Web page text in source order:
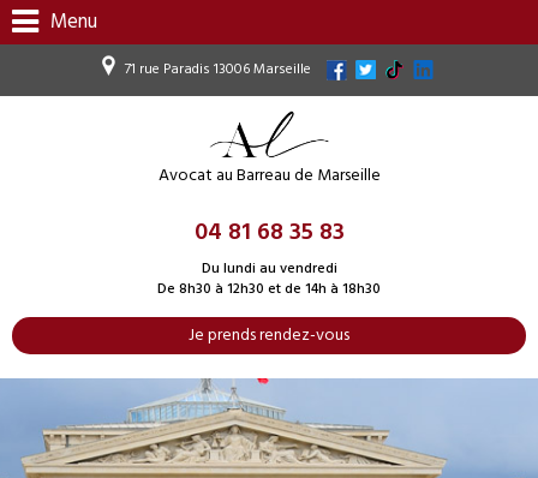
Menu
71 rue Paradis 13006 Marseille
Avocat au Barreau de Marseille
04 81 68 35 83
Du lundi au vendredi
De 8h30 à 12h30 et de 14h à 18h30
Je prends rendez-vous